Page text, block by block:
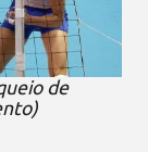
de